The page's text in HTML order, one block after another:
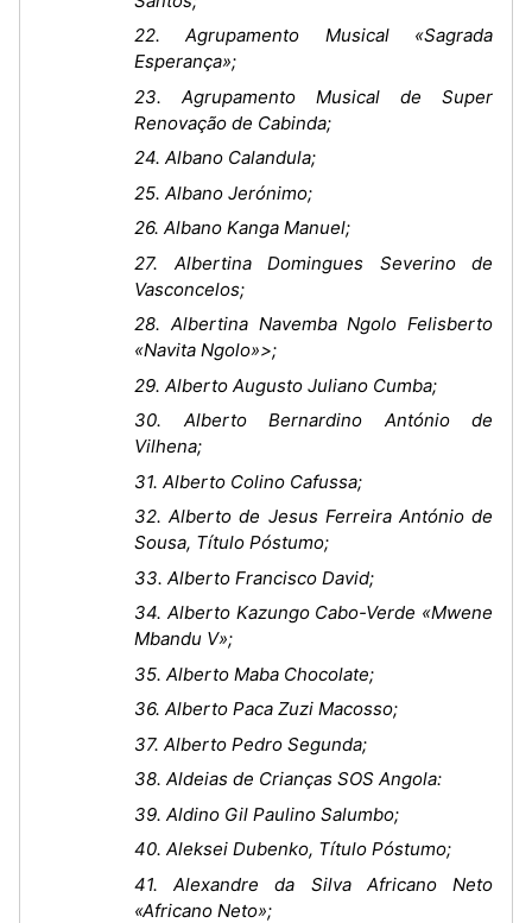
22. Agrupamento Musical «Sagrada
Esperança»;
23. Agrupamento Musical de Super
Renovação de Cabinda;
24. Albano Calandula;
25. Albano Jerónimo;
26. Albano Kanga Manuel;
27. Albertina Domingues Severino de
Vasconcelos;
28. Albertina Navemba Ngolo Felisberto
«Navita Ngolo»>;
29. Alberto Augusto Juliano Cumba;
30. Alberto Bernardino António de
Vilhena;
31. Alberto Colino Cafussa;
32. Alberto de Jesus Ferreira António de
Sousa, Título Póstumo;
33. Alberto Francisco David;
34. Alberto Kazungo Cabo-Verde «Mwene
Mbandu V»;
35. Alberto Maba Chocolate;
36. Alberto Paca Zuzi Macosso;
37. Alberto Pedro Segunda;
38. Aldeias de Crianças SOS Angola:
39. Aldino Gil Paulino Salumbo;
40. Aleksei Dubenko, Título Póstumo;
41. Alexandre da Silva Africano Neto
«Africano Neto»;